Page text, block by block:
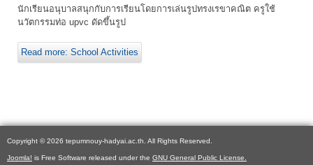
นักเรียนอนุบาลสนุกกับการเรียนโดยการเล่นรูปทรงเรขาคณิต ครูใช้
นวัตกรรมท่อ upvc ดัดขึ้นรูป
Read more: School Activities
Copyright © 2026 tepumnouy-hadyai.ac.th. All Rights Reserved.
Joomla! is Free Software released under the GNU General Public License.